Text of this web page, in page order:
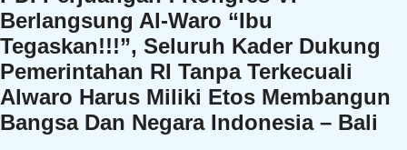
Berlangsung Al-Waro “Ibu
Tegaskan!!!”, Seluruh Kader Dukung
Pemerintahan RI Tanpa Terkecuali
Alwaro Harus Miliki Etos Membangun
Bangsa Dan Negara Indonesia – Bali